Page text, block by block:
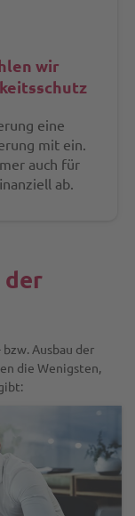
wir
eine
mit ein.
auch für
ab.
der
Ausbau der
die Wenigsten,